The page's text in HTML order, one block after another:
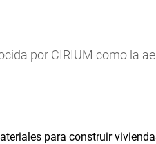
por CIRIUM como la
para construir